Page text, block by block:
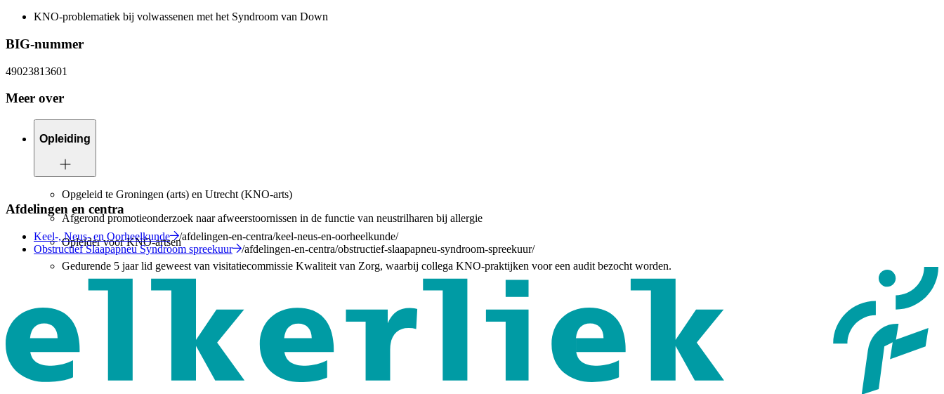
KNO-problematiek bij volwassenen met het Syndroom van Down
BIG-nummer
49023813601
Meer over
Opleiding
Opgeleid te Groningen (arts) en Utrecht (KNO-arts)
Afgerond promotieonderzoek naar afweerstoornissen in de functie van neustrilharen bij allergie
Opleider voor KNO-artsen
Gedurende 5 jaar lid geweest van visitatiecommissie Kwaliteit van Zorg, waarbij collega KNO-praktijken voor een audit bezocht worden.
Afdelingen en centra
Keel-, Neus- en Oorheelkunde
/afdelingen-en-centra/keel-neus-en-oorheelkunde/
Obstructief Slaapapneu Syndroom spreekuur
/afdelingen-en-centra/obstructief-slaapapneu-syndroom-spreekuur/